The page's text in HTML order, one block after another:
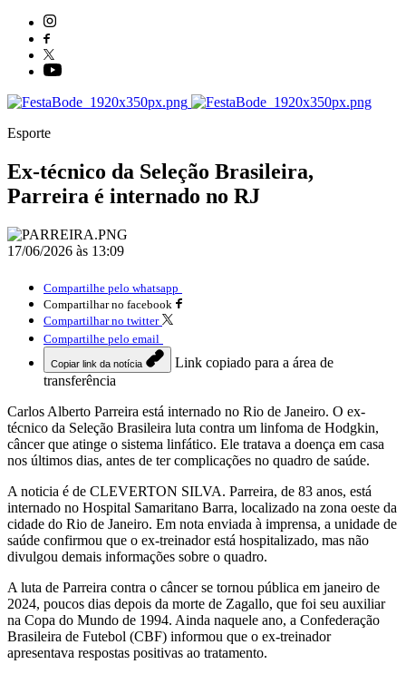
Esporte
Ex-técnico da Seleção Brasileira,
Parreira é internado no RJ
17/06/2026 às 13:09
Compartilhe pelo whatsapp
Compartilhar no facebook
Compartilhar no twitter
Compartilhe pelo email
Copiar link da notícia
Link copiado para a área de
transferência
Carlos Alberto Parreira está internado no Rio de Janeiro. O ex-
técnico da Seleção Brasileira luta contra um linfoma de Hodgkin,
câncer que atinge o sistema linfático. Ele tratava a doença em casa
nos últimos dias, antes de ter complicações no quadro de saúde.
A noticia é de CLEVERTON SILVA. Parreira, de 83 anos, está
internado no Hospital Samaritano Barra, localizado na zona oeste da
cidade do Rio de Janeiro. Em nota enviada à imprensa, a unidade de
saúde confirmou que o ex-treinador está hospitalizado, mas não
divulgou demais informações sobre o quadro.
A luta de Parreira contra o câncer se tornou pública em janeiro de
2024, poucos dias depois da morte de Zagallo, que foi seu auxiliar
na Copa do Mundo de 1994. Ainda naquele ano, a Confederação
Brasileira de Futebol (CBF) informou que o ex-treinador
apresentava respostas positivas ao tratamento.